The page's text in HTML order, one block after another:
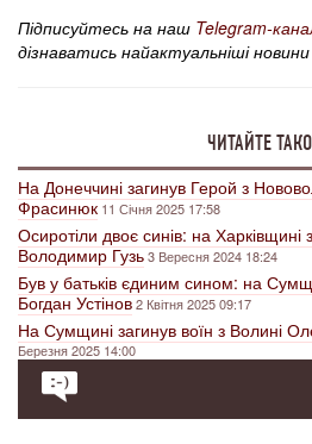
Підписуйтесь на наш Telegram-
дізнаватись найактуальніші
ЧИТАЙТЕ
На Донеччині загинув Герой з
Фрасинюк 11 Січня 2025 17:58
Осиротіли двоє синів: на Харківщині
Володимир Гузь3 Вересня 2024 18:24
Був у батьків єдиним сином: на
Богдан Устінов2 Квітня 2025 09:17
На Сумщині загинув воїн з Волині
Березня 2025 14:00